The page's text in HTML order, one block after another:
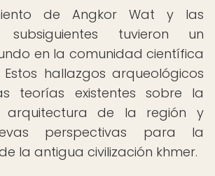
de Angkor Wat y las
subsiguientes tuvieron un
en la comunidad científica
hallazgos arqueológicos
teorías existentes sobre la
de la región y
perspectivas para la
la antigua civilización khmer.